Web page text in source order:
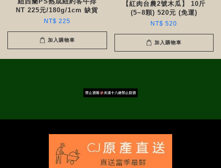
NT 225元/180g/1cm 缺貨
NT$ 225
加入購物車
【紅肉台農2號木瓜】 10斤
(5~8顆) 520元 (免運)
NT$ 520
加入購物車